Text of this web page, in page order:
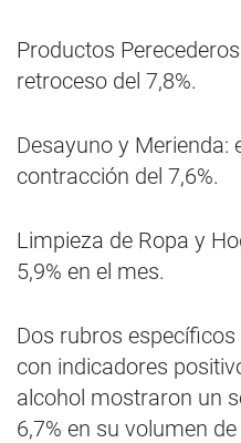
Productos
retroceso del 7,8%.
Desayuno y Merienda:
contracción del 7,6%.
Limpieza de Ropa y
5,9% en el mes.
Dos rubros
con indicadores
alcohol mostraron un
6,7% en su volumen